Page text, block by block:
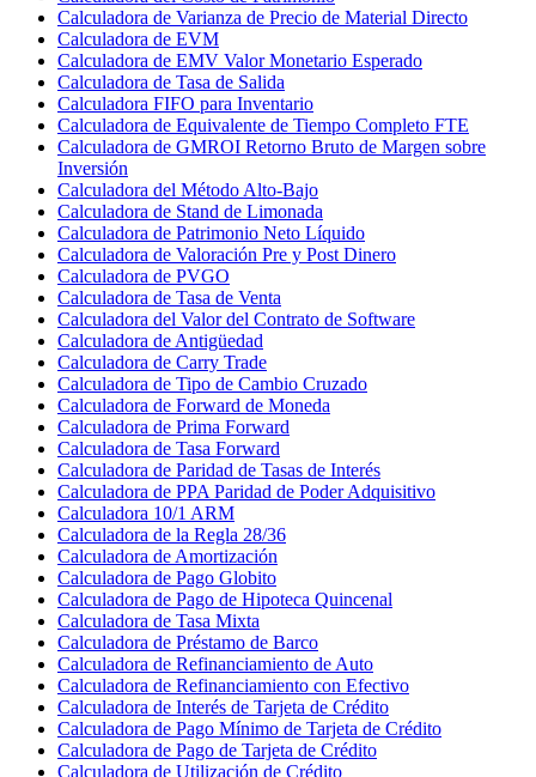
Calculadora de Varianza de Precio de Material Directo
Calculadora de EVM
Calculadora de EMV Valor Monetario Esperado
Calculadora de Tasa de Salida
Calculadora FIFO para Inventario
Calculadora de Equivalente de Tiempo Completo FTE
Calculadora de GMROI Retorno Bruto de Margen sobre
Inversión
Calculadora del Método Alto-Bajo
Calculadora de Stand de Limonada
Calculadora de Patrimonio Neto Líquido
Calculadora de Valoración Pre y Post Dinero
Calculadora de PVGO
Calculadora de Tasa de Venta
Calculadora del Valor del Contrato de Software
Calculadora de Antigüedad
Calculadora de Carry Trade
Calculadora de Tipo de Cambio Cruzado
Calculadora de Forward de Moneda
Calculadora de Prima Forward
Calculadora de Tasa Forward
Calculadora de Paridad de Tasas de Interés
Calculadora de PPA Paridad de Poder Adquisitivo
Calculadora 10/1 ARM
Calculadora de la Regla 28/36
Calculadora de Amortización
Calculadora de Pago Globito
Calculadora de Pago de Hipoteca Quincenal
Calculadora de Tasa Mixta
Calculadora de Préstamo de Barco
Calculadora de Refinanciamiento de Auto
Calculadora de Refinanciamiento con Efectivo
Calculadora de Interés de Tarjeta de Crédito
Calculadora de Pago Mínimo de Tarjeta de Crédito
Calculadora de Pago de Tarjeta de Crédito
Calculadora de Utilización de Crédito